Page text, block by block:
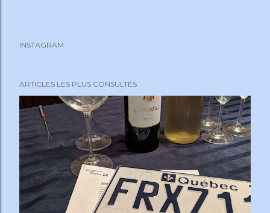
INSTAGRAM
ARTICLES LES PLUS CONSULTÉS